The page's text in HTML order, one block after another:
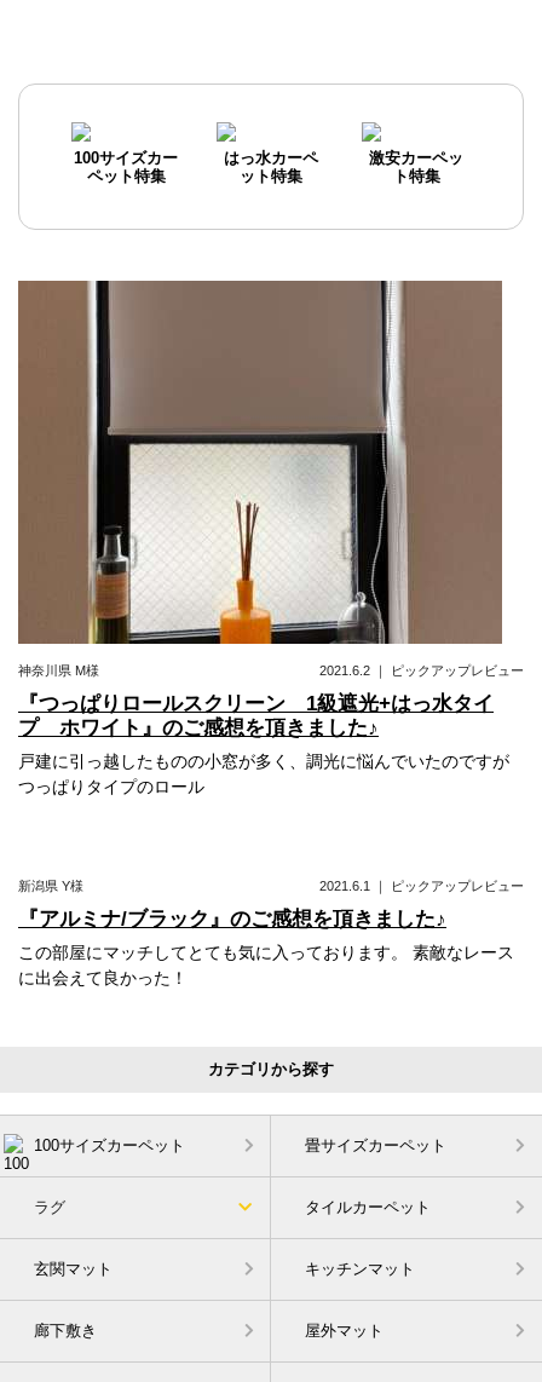
100サイズカー
ペット特集
はっ水カーペ
ット特集
激安カーペッ
ト特集
神奈川県 M様 2021.6.2 ｜ ピックアップレビュー
『つっぱりロールスクリーン 1級遮光+はっ水タイ
プ ホワイト』のご感想を頂きました♪
戸建に引っ越したものの小窓が多く、調光に悩んでいたのですが
つっぱりタイプのロール
新潟県 Y様 2021.6.1 ｜ ピックアップレビュー
『アルミナ/ブラック』のご感想を頂きました♪
この部屋にマッチしてとても気に入っております。 素敵なレース
に出会えて良かった！
カテゴリから探す
100サイズカーペット 畳サイズカーペット
ラグ タイルカーペット
玄関マット キッチンマット
廊下敷き 屋外マット